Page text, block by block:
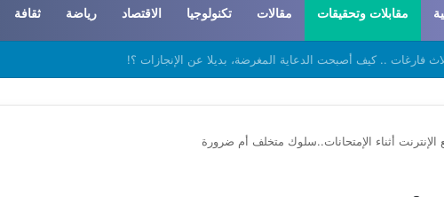
مقابلات وتحقيقات مقالات تكنولوجيا الاقتصاد رياضة ثقافة
المشتركة بين التاريخ والسوسيولوجيا
أثناء الإمتحانات..سلوك متخلف أم ضرورة